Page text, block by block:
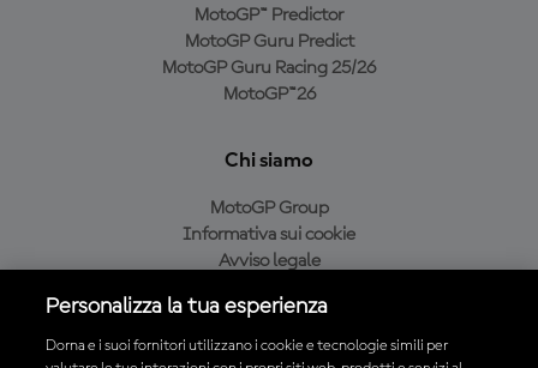
MotoGP™ Predictor
MotoGP Guru Predict
MotoGP Guru Racing 25/26
MotoGP™26
Chi siamo
MotoGP Group
Informativa sui cookie
Avviso legale
Condizioni di acquisto
Personalizza la tua esperienza
Dorna e i suoi fornitori utilizzano i cookie e tecnologie simili per